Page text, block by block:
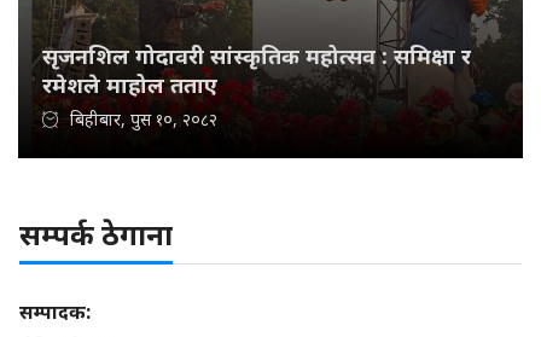
सृजनशिल गोदावरी सांस्कृतिक महोत्सव : समिक्षा र
रमेशले माहोल तताए
बिहीबार, पुस १०, २०८२
सम्पर्क ठेगाना
सम्पादक: